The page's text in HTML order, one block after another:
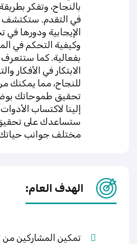
بالنجاح، وتفكر
في التقدم. ستكتشف
الإيجابية ودورها
وكيفية التحكم في
بفعالية. كما
الابتكار في الأفكار
للنجاح، مما يمكنك
تحقيق طموحاتك
إلينا لاكتساب
ستساعدك على
مختلف جوانب
الهدف العام:
تمكين المشاركين من